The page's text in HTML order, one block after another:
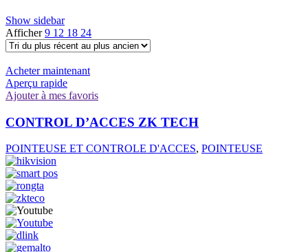
Show sidebar
Afficher9 12 18 24
Acheter maintenant
Aperçu rapide
Ajouter à mes favoris
CONTROL D’ACCES ZK TECH
POINTEUSE ET CONTROLE D'ACCES, POINTEUSE